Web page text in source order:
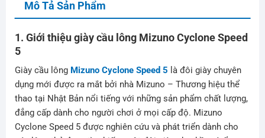
Mô Tả Sản Phẩm
1. Giới thiệu giày cầu lông Mizuno Cyclone Speed
5
Giày cầu lông Mizuno Cyclone Speed 5 là đôi giày chuyên
dụng mới được ra mắt bởi nhà Mizuno – Thương hiệu thể
thao tại Nhật Bản nổi tiếng với những sản phẩm chất lượng,
đẳng cấp dành cho người chơi ở mọi cấp độ. Mizuno
Cyclone Speed 5 được nghiên cứu và phát triển dành cho